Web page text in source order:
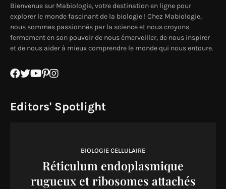
Bienvenue sur Mabiologie, votre destination en ligne pour
explorer le monde fascinant de la biologie ! Chez Mabiologie,
nous sommes passionnés par la science et nous croyons
fermement en son pouvoir de nous émerveiller, de nous inspirer
et de nous aider à mieux comprendre le monde qui nous entoure.
Editors' Spotlight
BIOLOGIE CELLULAIRE
Réticulum endoplasmique
rugueux et ribosomes attachés